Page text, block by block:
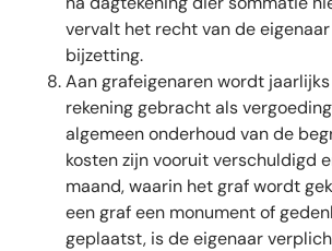
vervalt het recht van de
bijzetting.
Aan grafeigenaren wordt
rekening gebracht als
algemeen onderhoud van de
kosten zijn vooruit verschuldigd
maand, waarin het graf wordt
een graf een monument of
geplaatst, is de eigenaar